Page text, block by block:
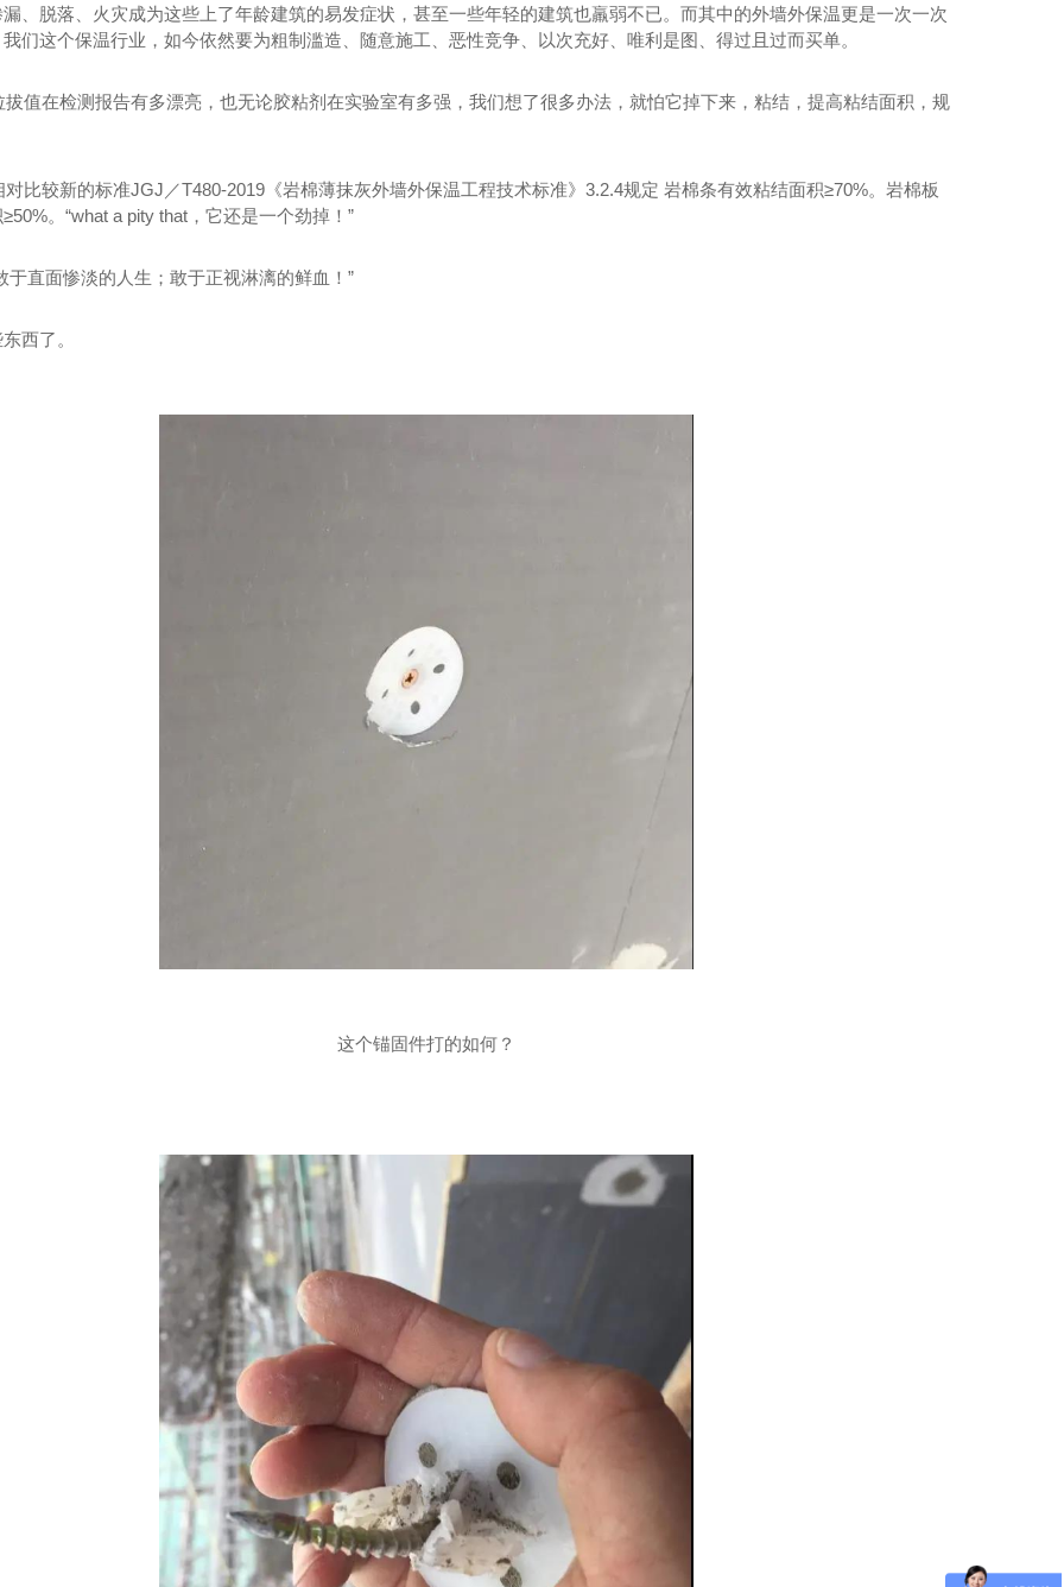
、脱落、火灾成为这些上了年龄建筑的易发症状，甚至一些年轻的建筑也羸弱不已。而其中的外墙外保温更是一次一次
们这个保温行业，如今依然要为粗制滥造、随意施工、恶性竞争、以次充好、唯利是图、得过且过而买单。
拔值在检测报告有多漂亮，也无论胶粘剂在实验室有多强，我们想了很多办法，就怕它掉下来，粘结，提高粘结面积，规
对比较新的标准JGJ ／T480-2019 《岩棉薄抹灰外墙外保温工程技术标准》3.2.4规定 岩棉条有效粘结面积≥70%。岩棉板
≥50%。“what a pity that ，它还是一个劲掉！”
于直面惨淡的人生；敢于正视淋漓的鲜血！”
西了。
这个锚固件打的如何？